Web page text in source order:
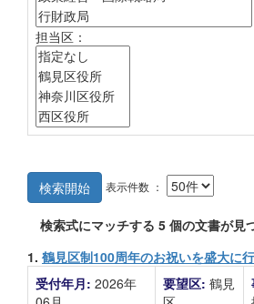
担当区：
検索開始 表示件数 ：
検索式にマッチする 5 個の文書が見
1. 鶴見区制100周年のお祝いを盛大に
受付年月: 2026年
要望区: 鶴見